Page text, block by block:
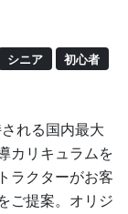
シニア 初心者
れる国内最大
カリキュラムを
ラクターがお客
ご提案。オリジ